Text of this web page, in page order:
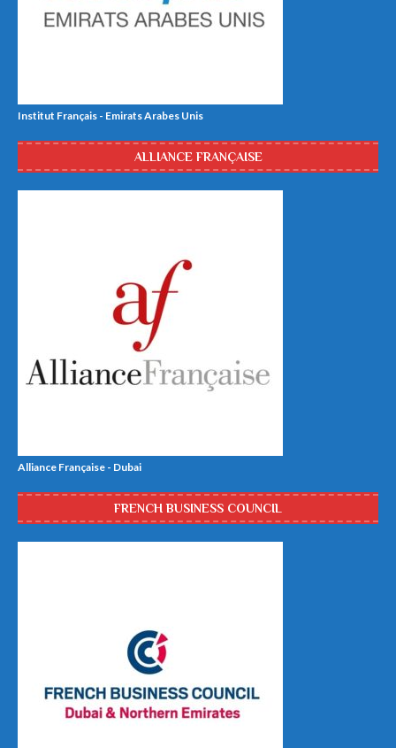
Institut Français - Emirats Arabes Unis
ALLIANCE FRANÇAISE
Alliance Française - Dubai
FRENCH BUSINESS COUNCIL